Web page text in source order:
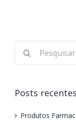
Posts recentes
Produtos